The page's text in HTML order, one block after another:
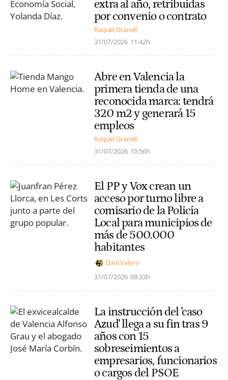
extra al año, retribuidas
por convenio o contrato
Raquel Granell
31/07/2026 11:42h
Abre en Valencia la
primera tienda de una
reconocida marca: tendrá
320 m2 y generará 15
empleos
Raquel Granell
31/07/2026 10:56h
El PP y Vox crean un
acceso por turno libre a
comisario de la Policía
Local para municipios de
más de 500.000
habitantes
Dani Valero
31/07/2026 08:33h
La instrucción del 'caso
Azud' llega a su fin tras 9
años con 15
sobreseimientos a
empresarios, funcionarios
o cargos del PSOE